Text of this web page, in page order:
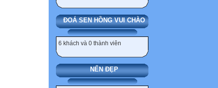
ĐOÁ SEN HỒNG VUI CHÀO
6 khách và 0 thành viên
NẾN ĐẸP